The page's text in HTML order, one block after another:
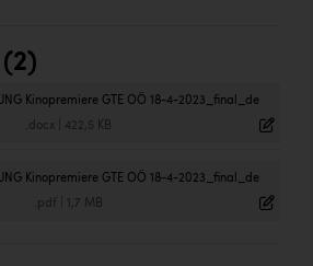
Kinopremiere GTE OÖ 18-4-2023_final_de
.docx| 422,5 KB
Kinopremiere GTE OÖ 18-4-2023_final_de
.pdf 1,7 MB